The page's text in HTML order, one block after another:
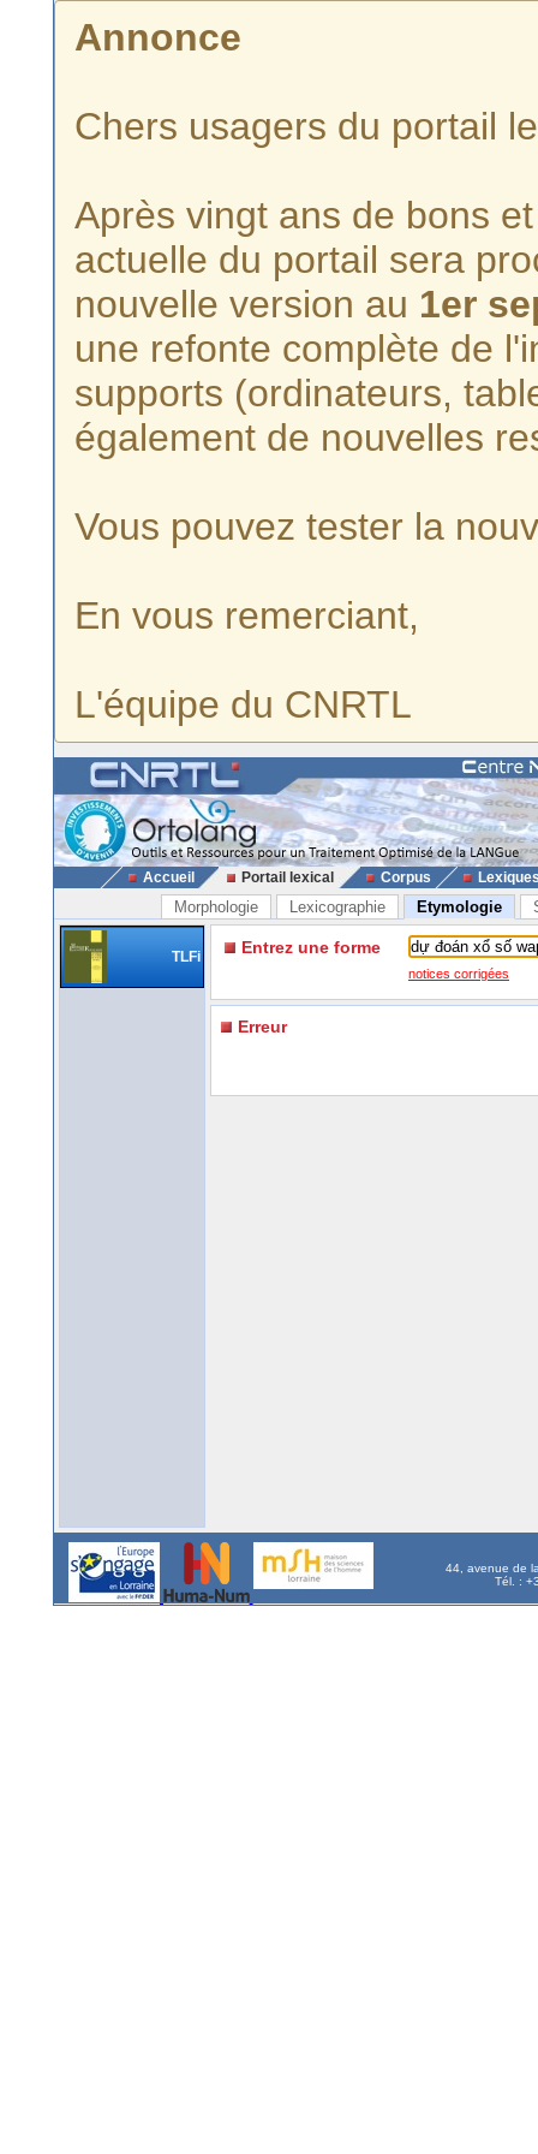
Annonce
Chers usagers du portail
Après vingt ans de bons
actuelle du portail sera
nouvelle version au 1er
une refonte complète de
supports (ordinateurs,
également de nouvelles
Vous pouvez tester la
En vous remerciant,
L'équipe du CNRTL
Accueil Portail lexical Corpus
Morphologie Lexicographie Etymologie
TLFi Entrez une forme
notices corrigées
Erreur
44, avenue de
Tél. :